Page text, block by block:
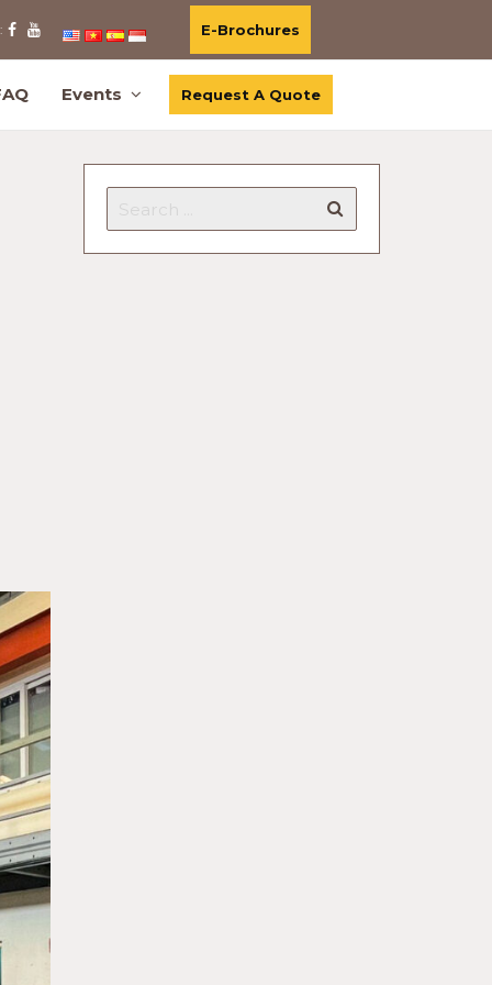
E-Brochures
Events Request A Quote